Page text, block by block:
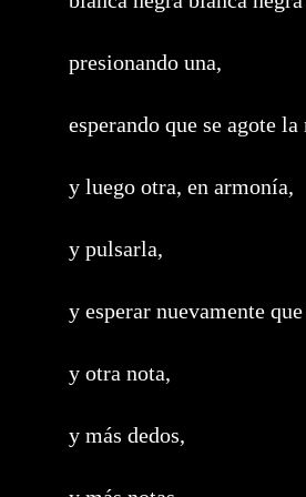
presionando una,
esperando que se agote la
y luego otra, en armonía,
y pulsarla,
y esperar nuevamente
y otra nota,
y más dedos,